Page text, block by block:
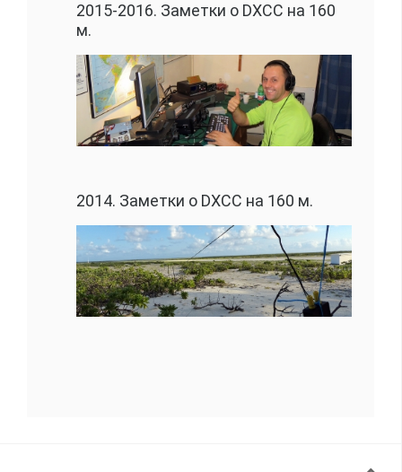
2015-2016. Заметки о DXCC на 160
м.
2014. Заметки о DXCC на 160 м.